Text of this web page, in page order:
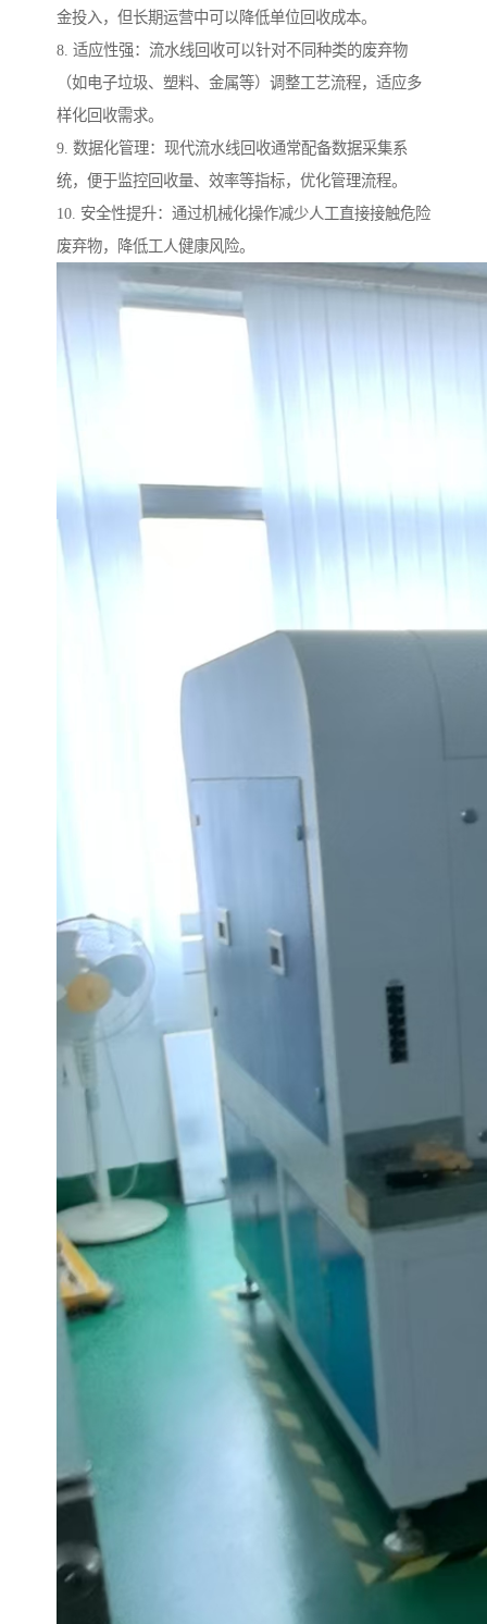
金投入，但长期运营中可以降低单位回收成本。
8. 适应性强：流水线回收可以针对不同种类的废弃物
（如电子垃圾、塑料、金属等）调整工艺流程，适应多
样化回收需求。
9. 数据化管理：现代流水线回收通常配备数据采集系
统，便于监控回收量、效率等指标，优化管理流程。
10. 安全性提升：通过机械化操作减少人工直接接触危险
废弃物，降低工人健康风险。